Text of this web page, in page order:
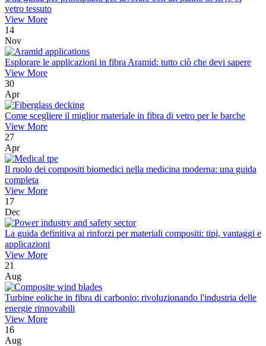
vetro tessuto
View More
14
Nov
Esplorare le applicazioni in fibra Aramid: tutto ciò che devi sapere
View More
30
Apr
Come scegliere il miglior materiale in fibra di vetro per le barche
View More
27
Apr
Il ruolo dei compositi biomedici nella medicina moderna: una guida
completa
View More
17
Dec
La guida definitiva ai rinforzi per materiali compositi: tipi, vantaggi e
applicazioni
View More
21
Aug
Turbine eoliche in fibra di carbonio: rivoluzionando l'industria delle
energie rinnovabili
View More
16
Aug